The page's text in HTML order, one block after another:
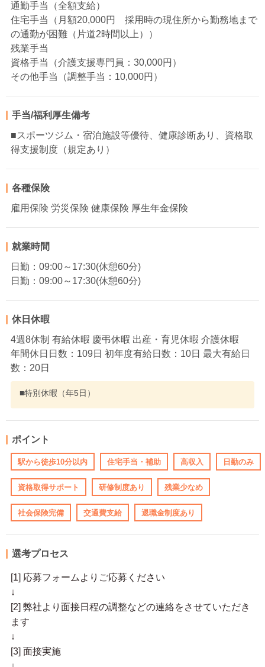
通勤手当（全額支給）
住宅手当（月額20,000円 採用時の現住所から勤務地まで
の通勤が困難（片道2時間以上））
残業手当
資格手当（介護支援専門員：30,000円）
その他手当（調整手当：10,000円）
手当/福利厚生備考
■スポーツジム・宿泊施設等優待、健康診断あり、資格取
得支援制度（規定あり）
各種保険
雇用保険 労災保険 健康保険 厚生年金保険
就業時間
日勤：09:00～17:30(休憩60分)
日勤：09:00～17:30(休憩60分)
休日休暇
4週8休制 有給休暇 慶弔休暇 出産・育児休暇 介護休暇
年間休日日数：109日 初年度有給日数：10日 最大有給日
数：20日
■特別休暇（年5日）
ポイント
駅から徒歩10分以内 住宅手当・補助 高収入 日勤のみ
資格取得サポート 研修制度あり 残業少なめ
社会保険完備 交通費支給 退職金制度あり
選考プロセス
[1] 応募フォームよりご応募ください
↓
[2] 弊社より面接日程の調整などの連絡をさせていただき
ます
↓
[3] 面接実施